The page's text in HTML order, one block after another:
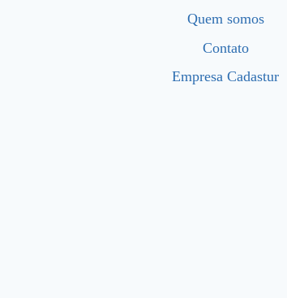
Quem somos
Contato
Empresa Cadastur